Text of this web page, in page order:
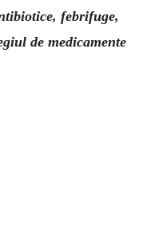
febrifuge,
de medicamente